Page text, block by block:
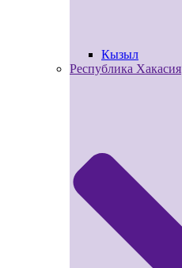
Кызыл
Республика Хакасия